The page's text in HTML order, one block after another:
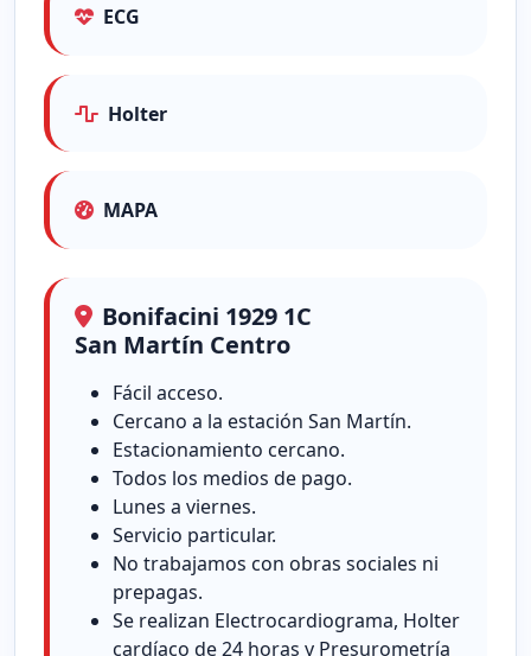
ECG
Holter
MAPA
Bonifacini 1929 1C
San Martín Centro
Fácil acceso.
Cercano a la estación San Martín.
Estacionamiento cercano.
Todos los medios de pago.
Lunes a viernes.
Servicio particular.
No trabajamos con obras sociales ni
prepagas.
Se realizan Electrocardiograma, Holter
cardíaco de 24 horas y Presurometría